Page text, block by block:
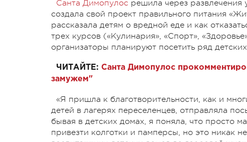
Санта Димопулос решила через развлечения
создала свой проект правильного питания
рассказала детям о вредной еде и как
трех курсов («Кулинария», «Спорт»,
организаторы планируют посетить ряд
ЧИТАЙТЕ: Санта Димопулос
замужем"
«Я пришла к благотворительности, как и
детей в лагерях переселенцев, отправляла
бывая в детских домах, я поняла, что просто
привезти колготки и памперсы, но это никак